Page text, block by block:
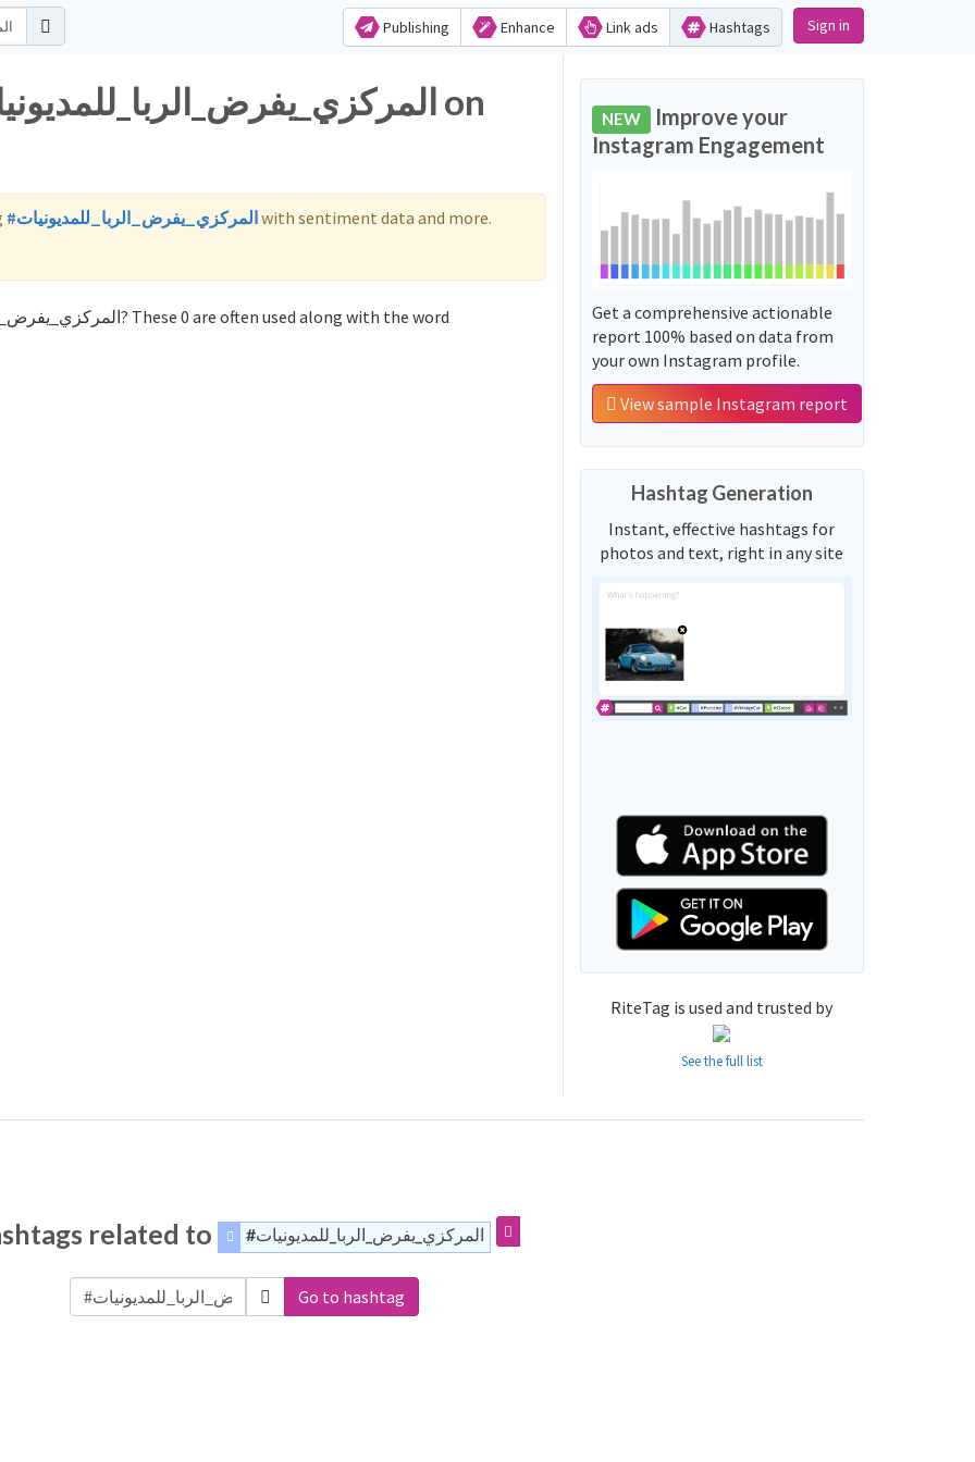
Publishing Enhance Link ads Hashtags Sign in
#المركزي_يفرض_الربا_للمديونياتwith sentiment data and more.
NEW Improve your
Instagram Engagement
Get a comprehensive actionable
report 100% based on data from
your own Instagram profile.
View sample Instagram report
Hashtag Generation
Instant, effective hashtags for
photos and text, right in any site
RiteTag is used and trusted by
See the full list
related to #المركزي_يفرض_الربا_للمديونيات
Go to hashtag